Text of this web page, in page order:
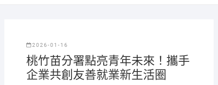
2026-01-16
桃竹苗分署點亮青年未來！攜手
企業共創友善就業新生活圈